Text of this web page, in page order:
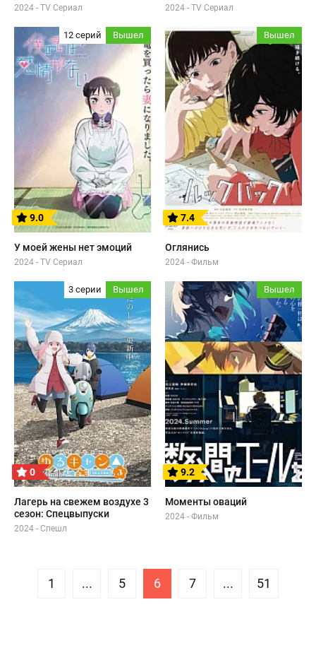
2024 - TV Сериал 2024 - TV Сериал
12 серий Вышел
9.0
У моей жены нет эмоций
2024 - TV Сериал
Вышел
7.4
Оглянись
2024 - Фильм
3 серии Вышел
0
Лагерь на свежем воздухе 3
сезон: Спецвыпуски
2024 - Спешл
Вышел
9.2
Моменты оваций
2024 - Фильм
1 ... 5 6 7 ... 51